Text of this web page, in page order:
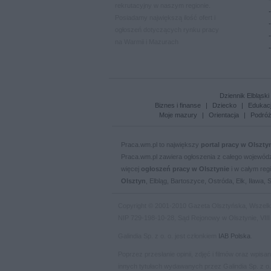
-
-
-
-
Dziennik Elbląski
Biznes i finanse
| Dziecko |
Moje mazury
| Orientacja |
Praca.wm.pl to największy portal pracy w
Praca.wm.pl zawiera ogłoszenia z całego
więcej
ogłoszeń pracy w Olsztynie i w całym
Olsztyn , Elbląg, Bartoszyce, Ostróda, Ełk,
IAB Polska